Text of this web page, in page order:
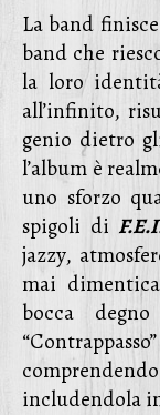
La band
band che
la loro
all’infinito,
genio dietro
l’album è
uno sforzo
spigoli di
jazzy,
mai
bocca
includendola